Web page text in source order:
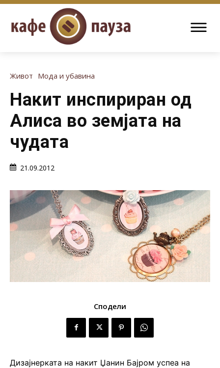
Живот Мода и убавина
Накит инспириран од
Алиса во земјата на
чудата
21.09.2012
Сподели
Дизајнерката на накит Џанин Бајром успеа на